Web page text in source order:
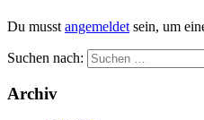
Du musst angemeldet sein, um
Suchen nach:
Archiv